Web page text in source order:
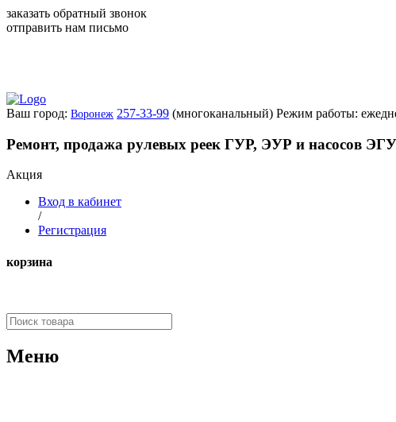
заказать обратный звонок
отправить нам письмо
Ваш город: Воронеж 257-33-99 (многоканальный) Режим работы:
Ремонт, продажа рулевых реек ГУР, ЭУР и насосов
Акция
Вход в кабинет
/
Регистрация
корзина
Меню